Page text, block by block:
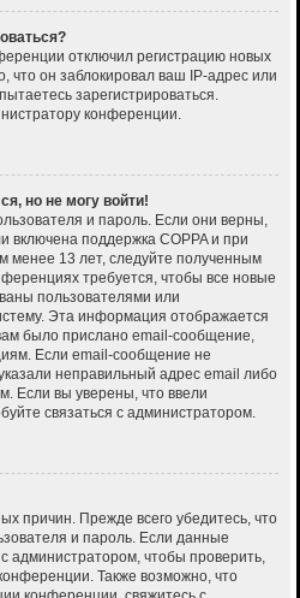
отключил регистрацию новых
что он заблокировал ваш IP-адрес или
зарегистрироваться.
конференции.
но не могу войти!
и пароль. Если они верны,
включена поддержка COPPA и при
менее 13 лет, следуйте полученным
требуется, чтобы все новые
пользователями или
Эта информация отображается
было прислано email-сообщение,
Если email-сообщение не
неправильный адрес email либо
Если вы уверены, что ввели
связаться с администратором.
причин. Прежде всего убедитесь, что
и пароль. Если данные
администратором, чтобы проверить,
Также возможно, что